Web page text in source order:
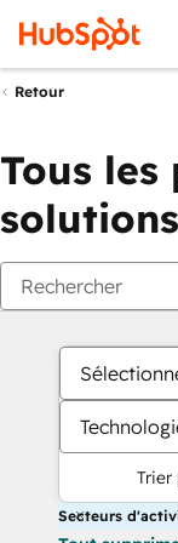
Retour
Tous les
solutions
Trier
Secteurs